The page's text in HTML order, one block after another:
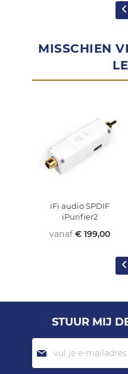
MISSCHIEN
iFi audio SPDIF
iPurifier2
vanaf € 199,00
STUUR MIJ
je
op